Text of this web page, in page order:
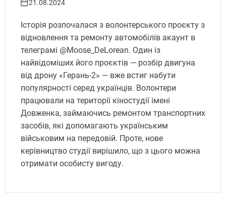
21.08.2024
Історія розпочалася з волонтерського проєкту з
відновлення та ремонту автомобілів акаунт в
телеграмі @Moose_DeLorean. Один із
найвідоміших його проєктів — розбір двигуна
від дрону «Герань-2» — вже встиг набути
популярності серед українців. Волонтери
працювали на території кіностудії імені
Довженка, займаючись ремонтом транспортних
засобів, які допомагають українським
військовим на передовій. Проте, нове
керівництво студії вирішило, що з цього можна
отримати особисту вигоду.